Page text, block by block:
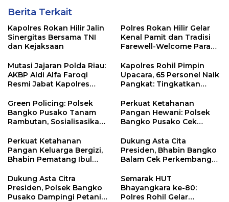
Berita Terkait
Kapolres Rokan Hilir Jalin
Sinergitas Bersama TNI
dan Kejaksaan
Polres Rokan Hilir Gelar
Kenal Pamit dan Tradisi
Farewell-Welcome Parade
Faroqi Resmi Menjabat
Mutasi Jajaran Polda Riau:
AKBP Aldi Alfa Faroqi
Resmi Jabat Kapolres
Imam Syahroni
Kapolres Rohil Pimpin
Upacara, 65 Personel Naik
Pangkat: Tingkatkan
Pelayanan
Green Policing: Polsek
Bangko Pusako Tanam
Rambutan, Sosialisasikan
Kapolda Riau
Perkuat Ketahanan
Pangan Hewani: Polsek
Bangko Pusako Cek
Bangko Makmur
Perkuat Ketahanan
Pangan Keluarga Bergizi,
Bhabin Pematang Ibul
Warga
Dukung Asta Cita
Presiden, Bhabin Bangko
Balam Cek Perkembangan
Dukung Asta Citra
Presiden, Polsek Bangko
Pusako Dampingi Petani
Semarak HUT
Bhayangkara ke-80:
Polres Rohil Gelar